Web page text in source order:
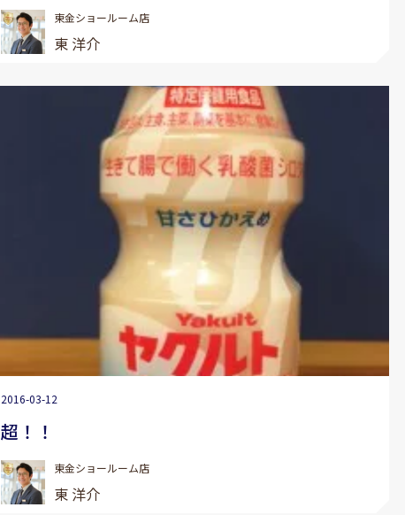
東金ショールーム店
東 洋介
2016-03-12
超！！
東金ショールーム店
東 洋介